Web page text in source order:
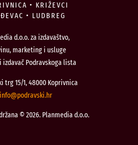
• KRIŽEVCI
• LUDBREG
d.o.o. za izdavaštvo,
marketing i usluge
izdavač Podravskoga lista
trg 15/1, 48000 Koprivnica
rh.iksvardop
@ofni
© 2026. Planmedia d.o.o.